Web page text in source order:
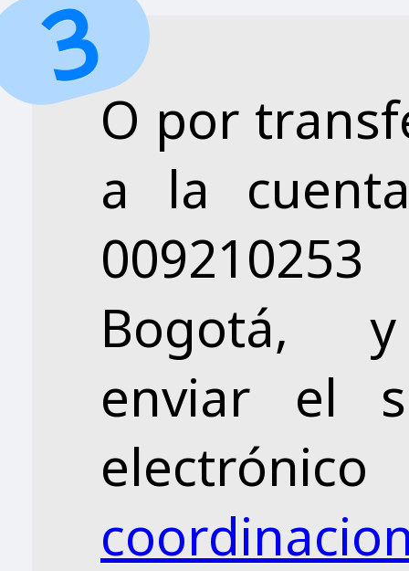
O por
a la
Bogotá,
enviar el
electrónico